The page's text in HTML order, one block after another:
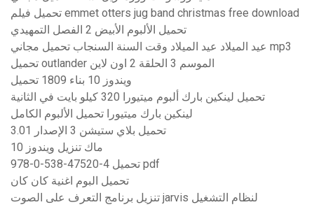
تحميل فيلم emmet otters jug band christmas free download
تحميل الألبوم الأبيض 2 الفصل التمهيدي
عيد الميلاد عيد الميلاد وقت السنة السنجاب تحميل مجاني mp3
تحميل outlander الموسم 3 الحلقة 2 اون لاين
ويندوز 10 بناء 1809 تحميل
تحميل لينكين بارك ألبوم ميتيورا 320 كيلو بايت في الثانية
لينكين بارك ميتيورا تحميل الألبوم الكامل
تحميل بلاي ستيشن 3 الإصدار 3.01
ماك تنزيل ويندوز 10
978-0-538-47520-4 تحميل pdf
تحميل البوم اغنية كان كان
تنزيل برنامج التعرف على الصوت jarvis لنظام التشغيل